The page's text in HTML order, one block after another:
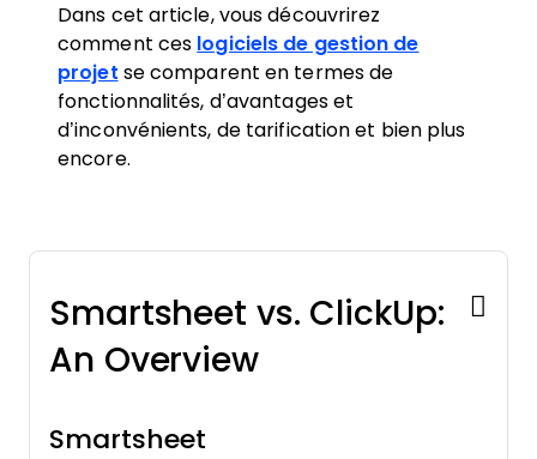
Dans cet article, vous découvrirez
comment ces logiciels de gestion de
projet se comparent en termes de
fonctionnalités, d’avantages et
d’inconvénients, de tarification et bien plus
encore.
Smartsheet vs. ClickUp:
An Overview
Smartsheet